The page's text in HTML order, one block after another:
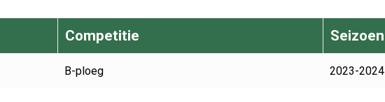
Competitie Seizoen
B-ploeg 2023-2024